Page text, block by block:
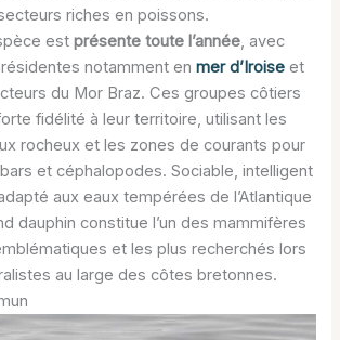
riches en poissons.
estprésente toute l’année, avec
notamment enmer d’Iroise et
du Mor Braz. Ces groupes côtiers
fidélité à leur territoire, utilisant les
rocheux et les zones de courants pour
et céphalopodes. Sociable, intelligent
aux eaux tempérées de l’Atlantique
dauphin constitue l’un des mammifères
et les plus recherchés lors
au large des côtes bretonnes.